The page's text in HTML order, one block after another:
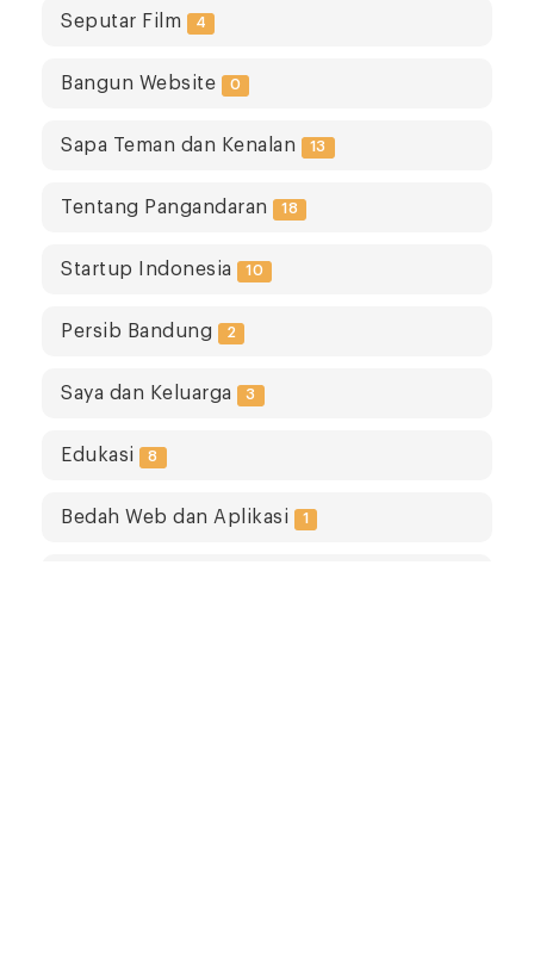
Seputar Film 4
Bangun Website 0
Sapa Teman dan Kenalan 13
Tentang Pangandaran 18
Startup Indonesia 10
Persib Bandung 2
Saya dan Keluarga 3
Edukasi 8
Bedah Web dan Aplikasi 1